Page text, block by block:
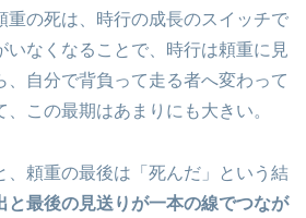
重の死は、時行の成長のスイッチで
いなくなることで、時行は頼重に見
、自分で背負って走る者へ変わって
この最期はあまりにも大きい。
、頼重の最後は「死んだ」という結
と最後の見送りが一本の線でつなが